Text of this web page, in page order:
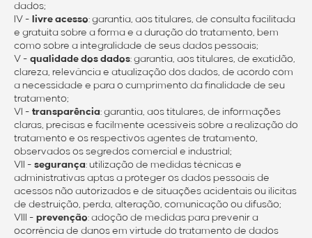
dados;
IV - livre acesso: garantia, aos titulares, de consulta facilitada
e gratuita sobre a forma e a duração do tratamento, bem
como sobre a integralidade de seus dados pessoais;
V - qualidade dos dados: garantia, aos titulares, de exatidão,
clareza, relevância e atualização dos dados, de acordo com
a necessidade e para o cumprimento da finalidade de seu
tratamento;
VI - transparência: garantia, aos titulares, de informações
claras, precisas e facilmente acessíveis sobre a realização do
tratamento e os respectivos agentes de tratamento,
observados os segredos comercial e industrial;
VII - segurança: utilização de medidas técnicas e
administrativas aptas a proteger os dados pessoais de
acessos não autorizados e de situações acidentais ou ilícitas
de destruição, perda, alteração, comunicação ou difusão;
VIII - prevenção: adoção de medidas para prevenir a
ocorrência de danos em virtude do tratamento de dados